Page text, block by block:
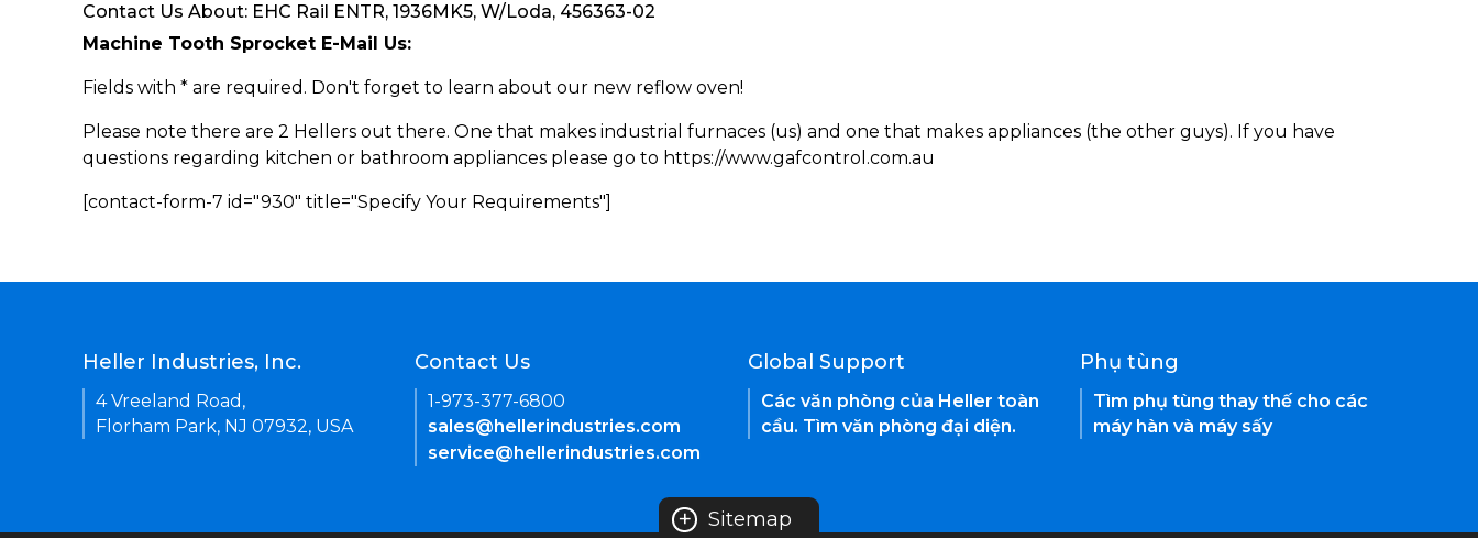
Contact Us About: EHC Rail ENTR, 1936MK5, W/Loda, 456363-02
Machine Tooth Sprocket E-Mail Us:
Fields with * are required. Don't forget to learn about our new reflow oven!
Please note there are 2 Hellers out there. One that makes industrial furnaces (us) and one that makes appliances (the other guys). If you have
questions regarding kitchen or bathroom appliances please go to https://www.gafcontrol.com.au
[contact-form-7 id="930" title="Specify Your Requirements"]
Heller Industries, Inc.
4 Vreeland Road,
Florham Park, NJ 07932, USA
Contact Us
1-973-377-6800
sales@hellerindustries.com
service@hellerindustries.com
Global Support
Các văn phòng của Heller toàn
cầu. Tìm văn phòng đại diện.
Phụ tùng
Tìm phụ tùng thay thế cho các
máy hàn và máy sấy
+ Sitemap